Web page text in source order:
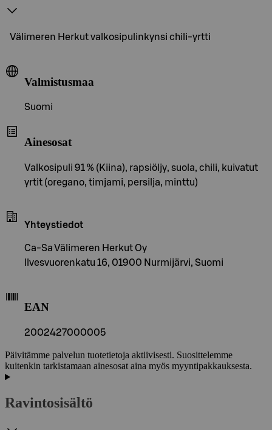
Välimeren Herkut valkosipulinkynsi chili-yrtti
Valmistusmaa
Suomi
Ainesosat
Valkosipuli 91 % (Kiina), rapsiöljy, suola, chili, kuivatut
yrtit (oregano, timjami, persilja, minttu)
Yhteystiedot
Ca-Sa Välimeren Herkut Oy
Ilvesvuorenkatu 16, 01900 Nurmijärvi, Suomi
EAN
2002427000005
Päivitämme palvelun tuotetietoja aktiivisesti. Suosittelemme
kuitenkin tarkistamaan ainesosat aina myös myyntipakkauksesta.
Ravintosisältö